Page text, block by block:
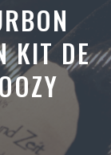
KIT DE